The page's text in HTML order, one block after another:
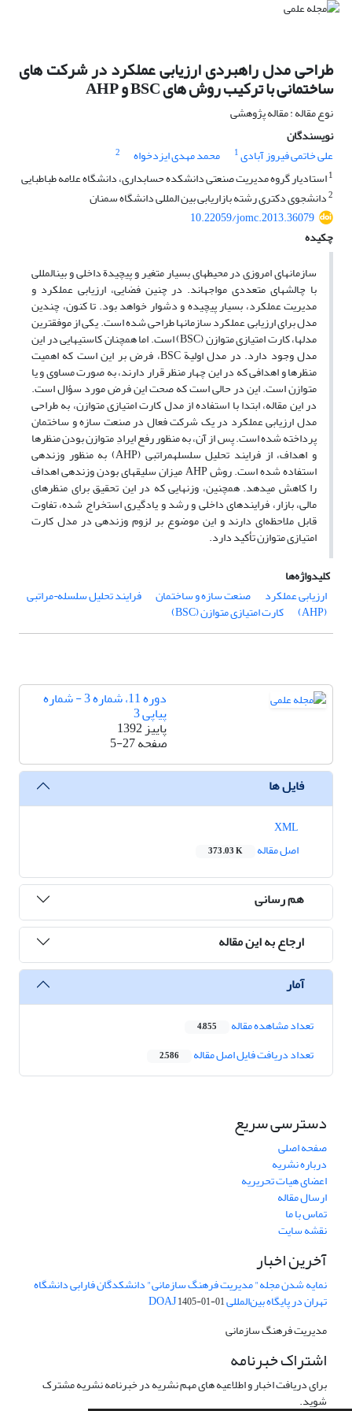
طراحی مدل راهبردی ارزیابی عملکرد در شرکت های
ساختمانی با ترکیب روش های BSC و AHP
نوع مقاله : مقاله پژوهشی
نویسندگان
علی خاتمی فیروز آبادی1 محمد مهدی ایزدخواه
2
1استادیار گروه مدیریت صنعتی دانشکده حسابداری، دانشگاه علامه طباطبایی
2دانشجوی دکتری رشته بازاریابی بین المللی دانشگاه سمنان
10.22059/jomc.2013.36079
چکیده
سازمان­های امروزی در محیط­های بسیار متغیر و پیچیدة داخلی و بین­المللی
با چالش­های متعددی مواجه­اند. در چنین فضایی، ارزیابی عملکرد و
مدیریت عملکرد، بسیار پیچیده و دشوار خواهد بود. تا کنون، چندین
مدل برای ارزیابی عملکرد سازمان­ها طراحی شده است. یکی از موفق­ترین
مدل­ها، کارت امتیازی متوازن (BSC) است. اما همچنان کاستی­هایی در این
مدل وجود دارد. در مدل اولیة BSC، فرض بر این است که اهمیت
منظرها و اهدافی که در این چهار منظر قرار دارند، به صورت مساوی و یا
متوازن است. این در حالی است که صحت این فرض مورد سؤال است.
در این مقاله، ابتدا با استفاده از مدل کارت امتیازی متوازن، به طراحی
مدل ارزیابی عملکرد در یک شرکت فعال در صنعت سازه و ساختمان
پرداخته شده است. پس از آن، به منظور رفع ایرادِ متوازن بودن منظرها
و اهداف، از فرایند تحلیل سلسله­مراتبی (AHP) به منظور وزن­دهی
استفاده شده است. روش AHP میزان سلیقه­ای بودن وزن­دهی اهداف
را کاهش می­دهد. همچنین، وزن­هایی که در این تحقیق برای منظرهای
مالی، بازار، فرایندهای داخلی و رشد و یادگیری استخراج شده، تفاوت
قابل ملاحظه‌ای دارند و این موضوع بر لزوم وزن­دهی در مدل کارت
امتیازی متوازن تأکید دارد.
کلیدواژه‌ها
ارزیابی عملکرد
صنعت سازه و ساختمان فرایند تحلیل سلسله¬مراتبی
(AHP) کارت امتیازی متوازن (BSC)
دوره 11، شماره 3 - شماره
پیاپی 3
پاییز 1392
صفحه5-27
فایل ها
اصل مقاله
373.03 K
هم رسانی
ارجاع به این مقاله
آمار
تعداد مشاهده مقاله 4,855
تعداد دریافت فایل اصل مقاله 2,586
دسترسی سریع
صفحه اصلی
درباره نشریه
اعضای هیات تحریریه
ارسال مقاله
تماس با ما
نقشه سایت
آخرین اخبار
نمایه شدن مجله" مدیریت فرهنگ سازمانی" دانشکدگان فارابی دانشگاه
تهران در پایگاه بین‌المللی DOAJ1405-01-01
مدیریت فرهنگ سازمانی
اشتراک خبرنامه
برای دریافت اخبار و اطلاعیه های مهم نشریه در خبرنامه نشریه مشترک
شوید.